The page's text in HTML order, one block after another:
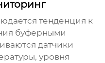
тенденция к
буферными
датчики
уровня